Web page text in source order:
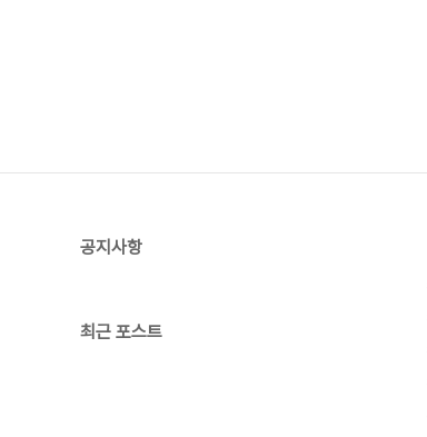
공지사항
최근 포스트